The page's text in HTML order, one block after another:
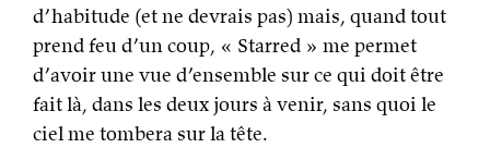
d’habitude (et ne devrais pas) mais, quand tout
prend feu d’un coup, « Starred » me permet
d’avoir une vue d’ensemble sur ce qui doit être
fait là, dans les deux jours à venir, sans quoi le
ciel me tombera sur la tête.